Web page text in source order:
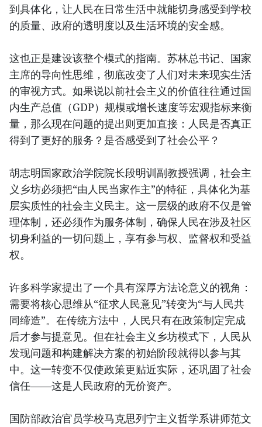
到具体化，让人民在日常生活中就能切身感受到学校
的质量、政府的透明度以及生活环境的安全感。
这也正是建设该整个模式的指南。苏林总书记、国家
主席的导向性思维，彻底改变了人们对未来现实生活
的审视方式。如果说以前社会主义的价值往往通过国
内生产总值（GDP）规模或增长速度等宏观指标来衡
量，那么现在问题的提出则更加直接：人民是否真正
得到了更好的服务？是否感受到了社会公平？
胡志明国家政治学院院长段明训副教授强调，社会主
义乡坊必须把“由人民当家作主”的特征，具体化为基
层实质性的社会主义民主。这一层级的政府不仅是管
理体制，还必须作为服务体制，确保人民在涉及社区
切身利益的一切问题上，享有参与权、监督权和受益
权。
许多科学家提出了一个具有深厚方法论意义的视角：
需要将核心思维从“征求人民意见”转变为“与人民共
同缔造”。在传统方法中，人民只有在政策制定完成
后才参与提意见。但在社会主义乡坊模式下，人民从
发现问题和构建解决方案的初始阶段就得以参与其
中。这一转变不仅使政策更贴近实际，还巩固了社会
信任——这是人民政府的无价资产。
国防部政治官员学校马克思列宁主义哲学系讲师范文